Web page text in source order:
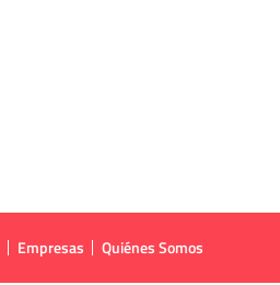
Empresas Quiénes Somos